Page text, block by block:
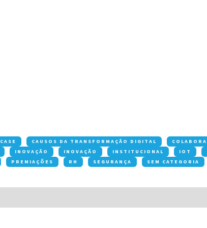
CASE CAUSOS DA TRANSFORMAÇÃO DIGITAL
INOVAÇÃO INOVAÇÃO INSTITUCIONAL IOT
PREMIAÇÕES RH SEGURANÇA SEM CATEGORIA